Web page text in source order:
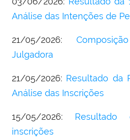
Análise das Intenções de
21/05/2026:
Julgadora
21/05/2026: Resultado da
Análise das Inscrições
15/05/2026:
inscrições